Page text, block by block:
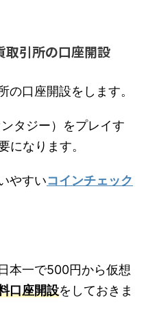
引所の口座開設
の口座開設をします。
タジー）をプレイす
になります。
やすいコインチェック
本一で500円から仮想
口座開設をしておきま